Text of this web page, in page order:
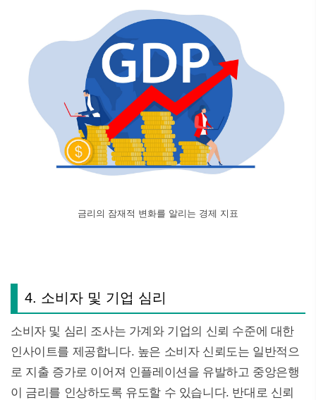
금리의 잠재적 변화를 알리는 경제 지표
4. 소비자 및 기업 심리
소비자 및 심리 조사는 가계와 기업의 신뢰 수준에 대한
인사이트를 제공합니다. 높은 소비자 신뢰도는 일반적으
로 지출 증가로 이어져 인플레이션을 유발하고 중앙은행
이 금리를 인상하도록 유도할 수 있습니다. 반대로 신뢰